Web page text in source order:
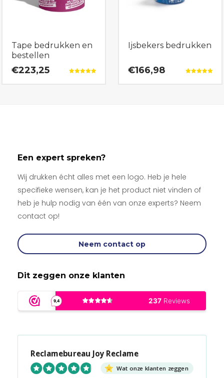
Tape bedrukken en
bestellen
€223,25
Ijsbekers bedrukken
€166,98
Een expert spreken?
Wij drukken écht alles met een logo. Heb je hele
specifieke wensen, kan je het product niet vinden of
heb je hulp nodig van één van onze experts? Neem
contact op!
Neem contact op
Dit zeggen onze klanten
Reclamebureau Joy Reclame
Wat onze klanten zeggen